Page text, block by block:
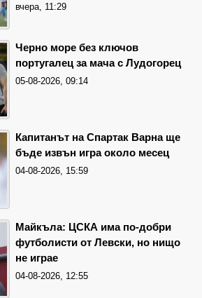
вчера, 11:29
Черно море без ключов
португалец за мача с Лудогорец
05-08-2026, 09:14
Капитанът на Спартак Варна ще
бъде извън игра около месец
04-08-2026, 15:59
Майкъла: ЦСКА има по-добри
футболисти от Левски, но нищо
не играе
04-08-2026, 12:55